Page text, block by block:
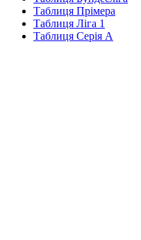
Таблиця Прімера
Таблиця Ліга 1
Таблиця Серія А